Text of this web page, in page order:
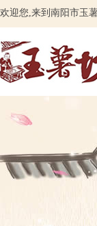
欢迎您,来到南阳市玉